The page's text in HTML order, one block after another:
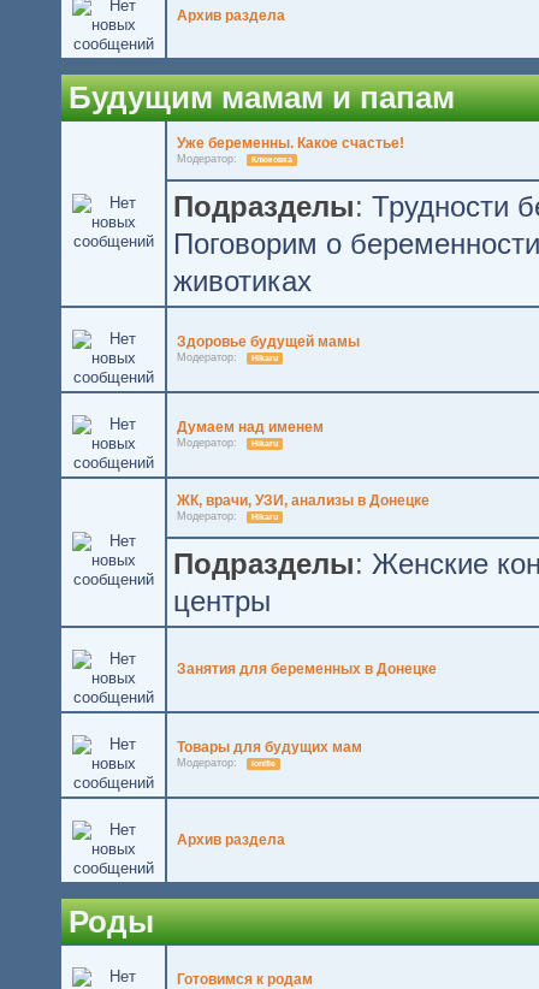
Архив раздела
Будущим мамам и папам
Уже беременны. Какое счастье!
Модератор: Клюковка
Подразделы: Трудности
Поговорим о беременности
животиках
Здоровье будущей мамы
Модератор: Hikaru
Думаем над именем
Модератор: Hikaru
ЖК, врачи, УЗИ, анализы в Донецке
Модератор: Hikaru
Подразделы: Женские
центры
Занятия для беременных в Донецке
Товары для будущих мам
Модератор: ionifie
Архив раздела
Роды
Готовимся к родам